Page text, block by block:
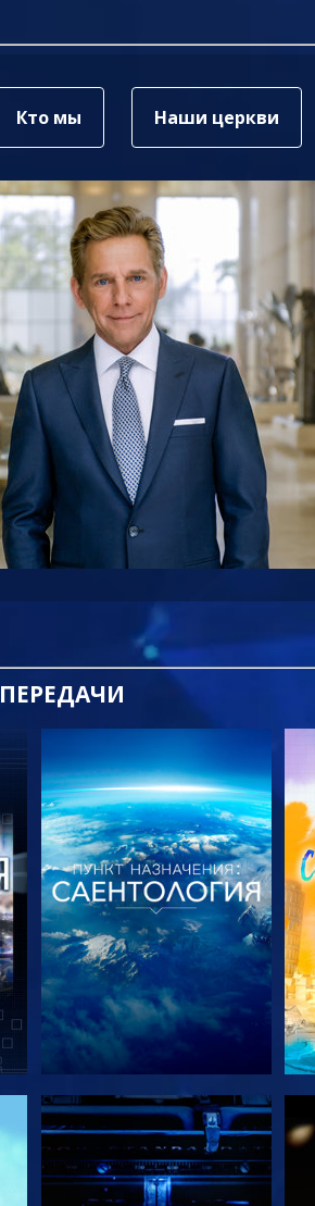
Кто мы Наши церкви
ПЕРЕДАЧИ
СМОТРЕТЬ ПЕРЕДАЧИ